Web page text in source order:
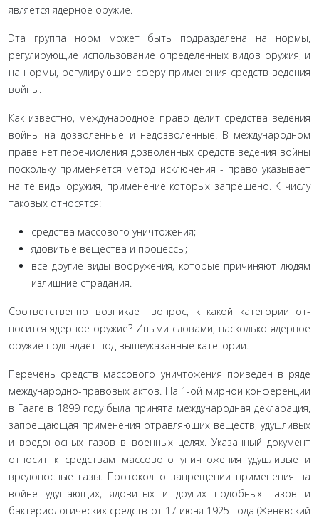
является ядерное оружие.
Эта группа норм может быть подразделена на нормы,
регулирующие использование определенных видов оружия, и
на нормы, регулирующие сферу применения средств веде­ния
войны.
Как известно, международное право делит средства ведения
войны на дозволенные и недозволенные. В между­народном
праве нет перечисления дозволенных средств ве­дения войны
поскольку применяется метод исключения - право указывает
на те виды оружия, применение которых запрещено. К числу
таковых относятся:
средства массового уничтожения;
ядовитые вещества и процессы;
все другие виды вооружения, которые причиняют лю­дям
излишние страдания.
Соответственно возникает вопрос, к какой категории от­
носится ядерное оружие? Иными словами, насколько ядер­ное
оружие подпадает под вышеуказанные категории.
Перечень средств массового уничтожения приведен в ряде
международно-правовых актов. На 1-ой мирной кон­ференции
в Гааге в 1899 году была принята международ­ная декларация,
запрещающая применения отравляющих веществ, удушливых
и вредоносных газов в военных целях. Указанный документ
относит к средствам массового уничто­жения удушливые и
вредоносные газы. Протокол о запреще­нии применения на
войне удушающих, ядовитых и других подобных газов и
бактериологических средств от 17 июня 1925 года (Женевский